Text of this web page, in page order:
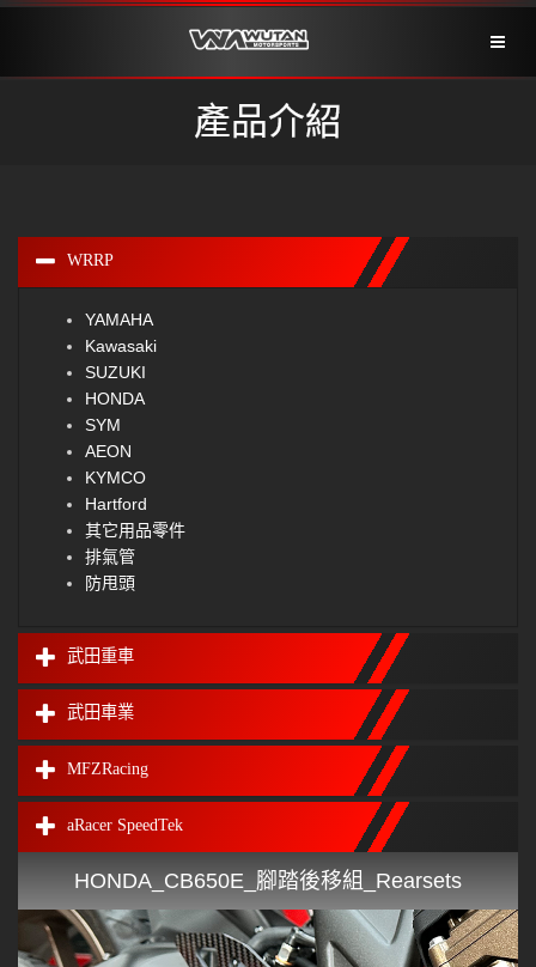
產品介紹
WRRP
YAMAHA
Kawasaki
SUZUKI
HONDA
SYM
AEON
KYMCO
Hartford
其它用品零件
排氣管
防甩頭
武田重車
武田車業
MFZRacing
aRacer SpeedTek
HONDA_CB650E_腳踏後移組_Rearsets